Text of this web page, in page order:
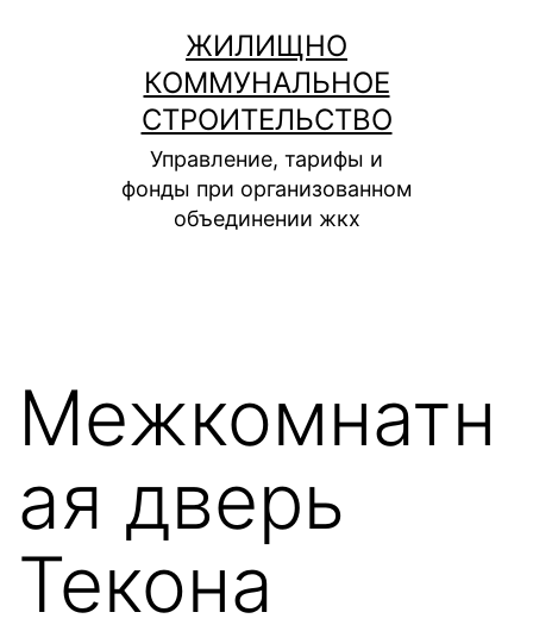
содержимому
ЖИЛИЩНО
КОММУНАЛЬНОЕ
СТРОИТЕЛЬСТВО
Управление, тарифы и
фонды при организованном
объединении жкх
Межкомнатн
ая дверь
Текона